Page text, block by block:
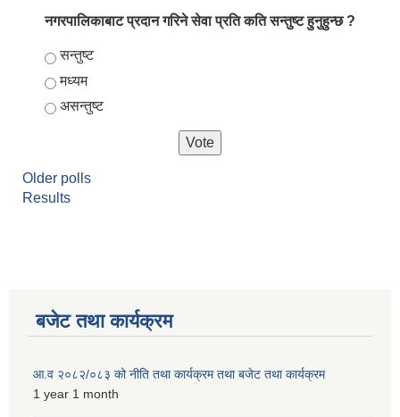
नगरपालिकाबाट प्रदान गरिने सेवा प्रति कति सन्तुष्ट हुनुहुन्छ ?
Choices
सन्तुष्ट
मध्यम
असन्तुष्ट
Older polls
Results
बजेट तथा कार्यक्रम
आ.व २०८२/०८३ को नीति तथा कार्यक्रम तथा बजेट तथा कार्यक्रम
1 year 1 month